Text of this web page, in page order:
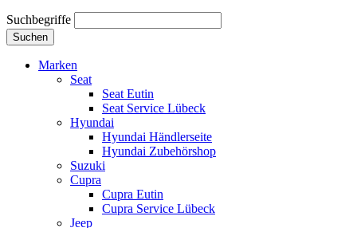
Suchbegriffe
Suchen
Marken
Seat
Seat Eutin
Seat Service Lübeck
Hyundai
Hyundai Händlerseite
Hyundai Zubehörshop
Suzuki
Cupra
Cupra Eutin
Cupra Service Lübeck
Jeep